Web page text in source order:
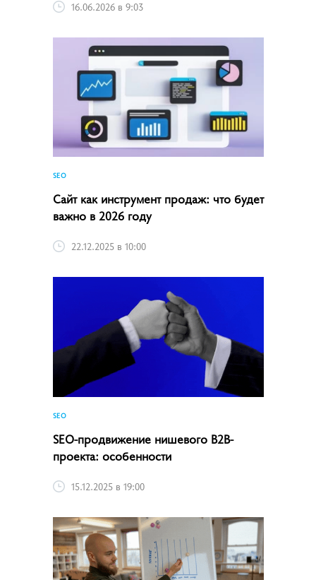
16.06.2026 в 9:03
SEO
Сайт как инструмент продаж: что будет
важно в 2026 году
22.12.2025 в 10:00
SEO
SEO-продвижение нишевого B2B-
проекта: особенности
15.12.2025 в 19:00